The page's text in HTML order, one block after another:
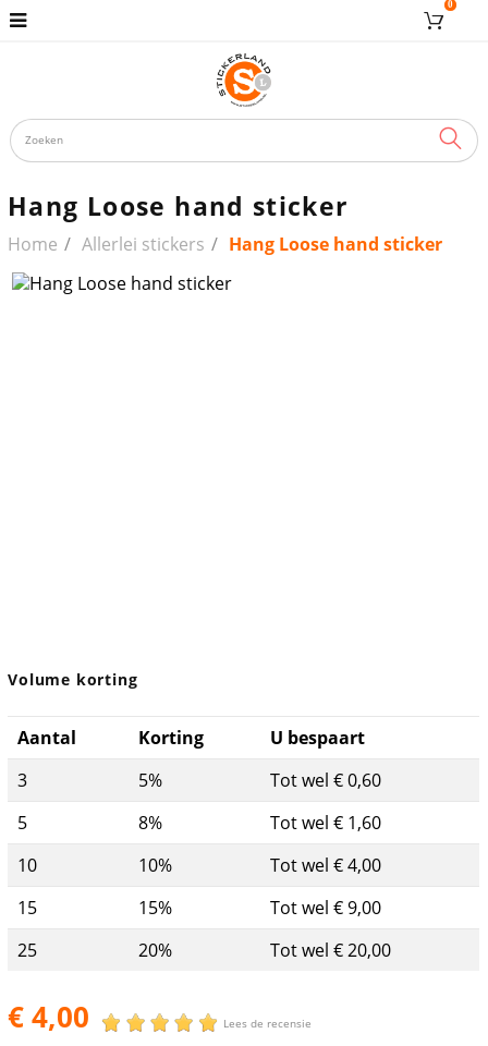
0
Hang Loose hand sticker
Home Allerlei stickers Hang Loose hand sticker
Volume korting
Aantal Korting
U bespaart
3
5%
Tot wel € 0,60
5
8%
Tot wel € 1,60
10
10%
Tot wel € 4,00
15
15%
Tot wel € 9,00
25
20% Tot wel € 20,00
€ 4,00
Lees de recensie